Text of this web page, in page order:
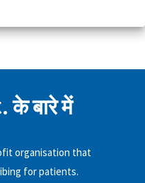
के बारे में
organisation that
for patients.